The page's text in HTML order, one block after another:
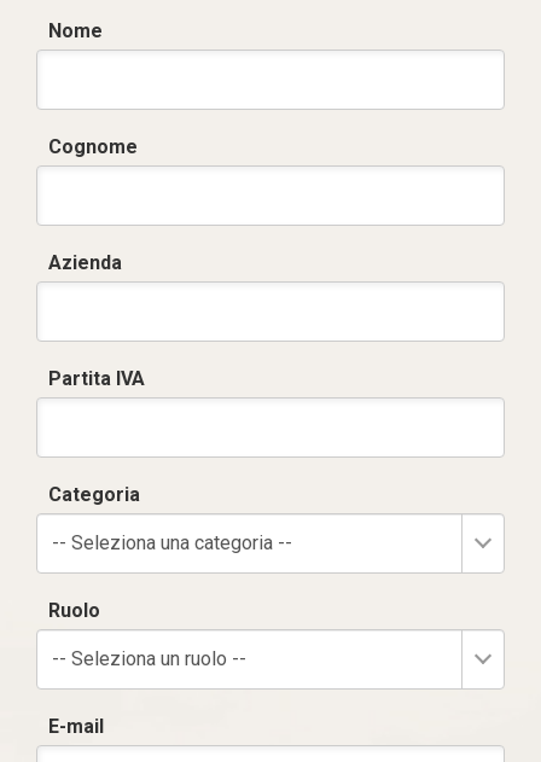
Nome
Cognome
Azienda
Partita IVA
Categoria
-- Seleziona una categoria --
Ruolo
-- Seleziona un ruolo --
E-mail